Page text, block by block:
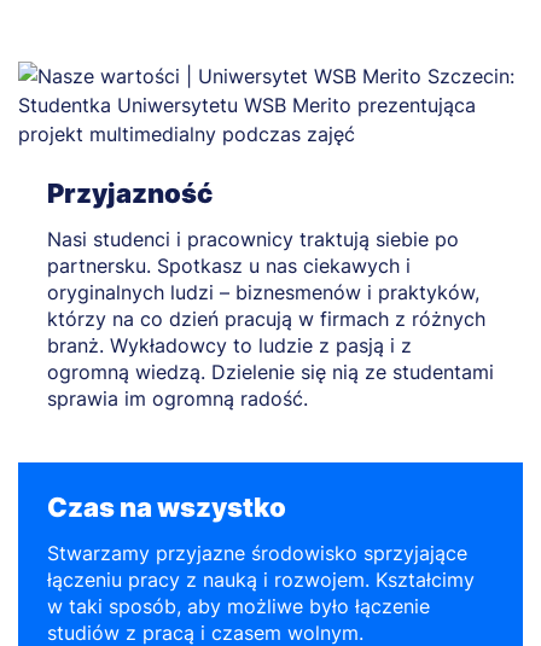
Przyjazność
Nasi studenci i pracownicy traktują siebie po
partnersku. Spotkasz u nas ciekawych i
oryginalnych ludzi – biznesmenów i praktyków,
którzy na co dzień pracują w firmach z różnych
branż. Wykładowcy to ludzie z pasją i z
ogromną wiedzą. Dzielenie się nią ze studentami
sprawia im ogromną radość.
Czas na wszystko
Stwarzamy przyjazne środowisko sprzyjające
łączeniu pracy z nauką i rozwojem. Kształcimy
w taki sposób, aby możliwe było łączenie
studiów z pracą i czasem wolnym.